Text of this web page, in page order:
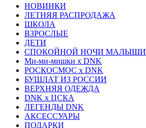
НОВИНКИ
ЛЕТНЯЯ РАСПРОДАЖА
ШКОЛА
ВЗРОСЛЫЕ
ДЕТИ
СПОКОЙНОЙ НОЧИ МАЛЫШИ
Ми-ми-мишки x DNK
РОСКОСМОС x DNK
БУШЛАТ ИЗ РОССИИ
ВЕРХНЯЯ ОДЕЖДА
DNK x ЦСКА
ЛЕГЕНДЫ DNK
АКСЕССУАРЫ
ПОДАРКИ